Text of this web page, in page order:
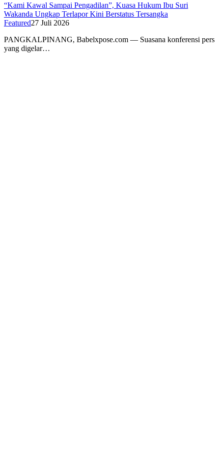
“Kami Kawal Sampai Pengadilan”, Kuasa Hukum Ibu Suri
Wakanda Ungkap Terlapor Kini Berstatus Tersangka
Featured27 Juli 2026
PANGKALPINANG, Babelxpose.com — Suasana konferensi pers
yang digelar…